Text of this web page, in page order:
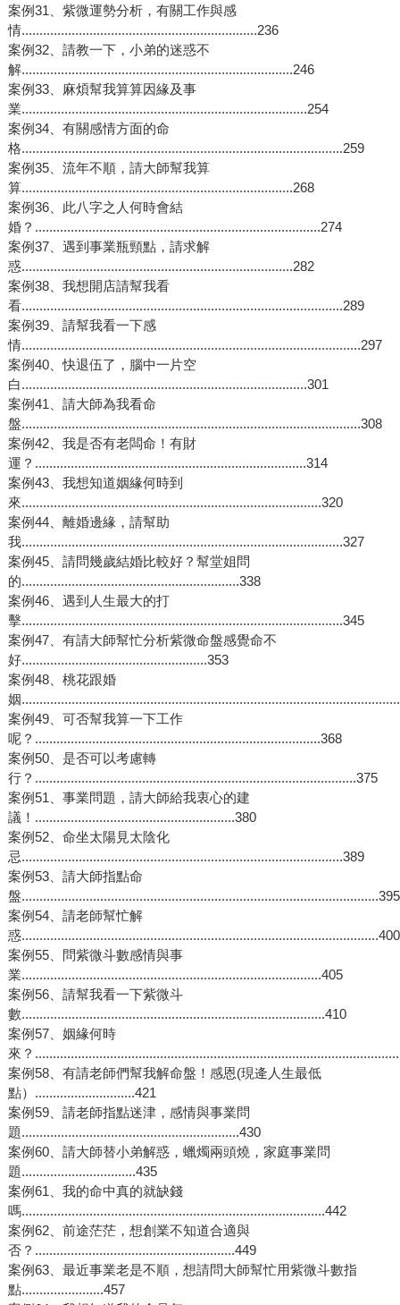
案例31、紫微運勢分析，有關工作與感
情..................................................................236
案例32、請教一下，小弟的迷惑不
解............................................................................246
案例33、麻煩幫我算算因緣及事
業................................................................................254
案例34、有關感情方面的命
格..........................................................................................259
案例35、流年不順，請大師幫我算
算............................................................................268
案例36、此八字之人何時會結
婚？................................................................................274
案例37、遇到事業瓶頸點，請求解
惑............................................................................282
案例38、我想開店請幫我看
看..........................................................................................289
案例39、請幫我看一下感
情...............................................................................................297
案例40、快退伍了，腦中一片空
白................................................................................301
案例41、請大師為我看命
盤...............................................................................................308
案例42、我是否有老闆命！有財
運？............................................................................314
案例43、我想知道姻緣何時到
來....................................................................................320
案例44、離婚邊緣，請幫助
我..........................................................................................327
案例45、請問幾歲結婚比較好？幫堂姐問
的.............................................................338
案例46、遇到人生最大的打
擊..........................................................................................345
案例47、有請大師幫忙分析紫微命盤感覺命不
好....................................................353
案例48、桃花跟婚
姻
案例49、可否幫我算一下工作
呢？................................................................................368
案例50、是否可以考慮轉
行？..........................................................................................375
案例51、事業問題，請大師給我衷心的建
議！........................................................380
案例52、命坐太陽見太陰化
忌..........................................................................................389
案例53、請大師指點命
盤....................................................................................................395
案例54、請老師幫忙解
惑....................................................................................................400
案例55、問紫微斗數感情與事
業....................................................................................405
案例56、請幫我看一下紫微斗
數.....................................................................................410
案例57、姻緣何時
來？
案例58、有請老師們幫我解命盤！感恩(現逄人生最低
點）............................421
案例59、請老師指點迷津，感情與事業問
題.............................................................430
案例60、請大師替小弟解惑，蠟燭兩頭燒，家庭事業問
題................................435
案例61、我的命中真的就缺錢
嗎.....................................................................................442
案例62、前途茫茫，想創業不知道合適與
否？........................................................449
案例63、最近事業老是不順，想請問大師幫忙用紫微斗數指
點.......................457